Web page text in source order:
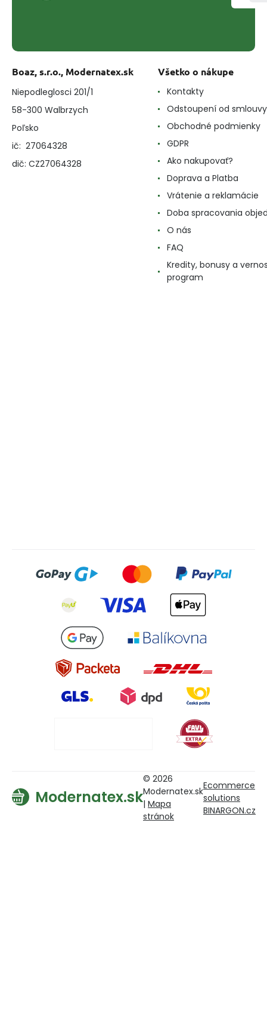
Boaz, s.r.o., Modernatex.sk
Niepodleglosci 201/1
58-300 Walbrzych
Poľsko
ič: 27064328
dič: CZ27064328
Všetko o nákupe
Kontakty
Odstoupení od smlouvy
Obchodné podmienky
GDPR
Ako nakupovať?
Doprava a Platba
Vrátenie a reklamácie
Doba spracovania
O nás
FAQ
Kredity, bonusy a
program
Modernatex.sk
© 2026
Modernatex.sk
| Mapa
stránok
Ecommerce
solutions
BINARGON.cz